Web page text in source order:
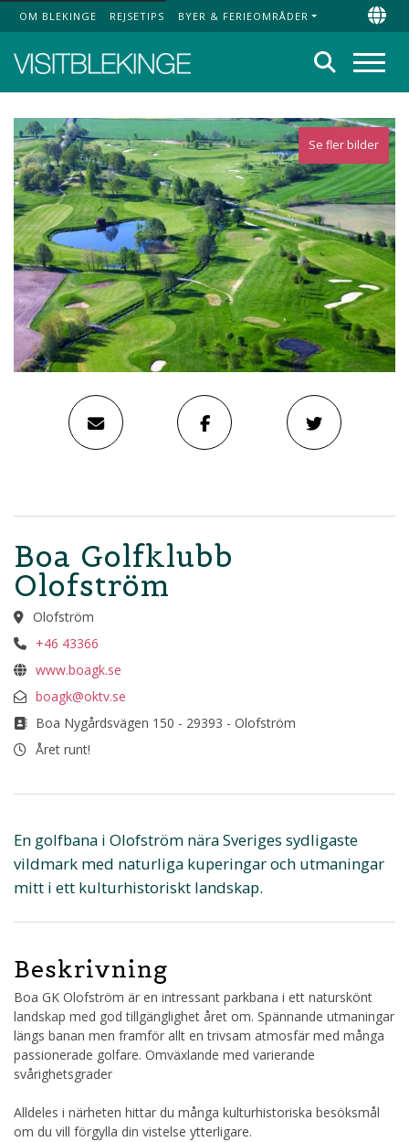
Top Menu
OM BLEKINGE REJSETIPS BYER & FERIEOMRÅDER
Søg
Se fler bilder
Boa Golfklubb
Olofström
Olofström
+46 43366
www.boagk.se
boagk@oktv.se
Boa Nygårdsvägen 150 - 29393 - Olofström
Året runt!
En golfbana i Olofström nära Sveriges sydligaste
vildmark med naturliga kuperingar och utmaningar
mitt i ett kulturhistoriskt landskap.
Beskrivning
Boa GK Olofström är en intressant parkbana i ett naturskönt
landskap med god tillgänglighet året om. Spännande utmaningar
längs banan men framför allt en trivsam atmosfär med många
passionerade golfare. Omväxlande med varierande
svårighetsgrader
Alldeles i närheten hittar du många kulturhistoriska besöksmål
om du vill förgylla din vistelse ytterligare.